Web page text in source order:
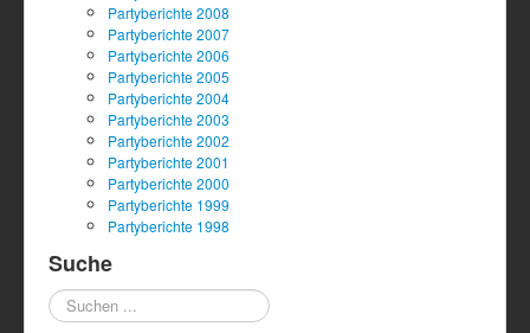
Partyberichte 2008
Partyberichte 2007
Partyberichte 2006
Partyberichte 2005
Partyberichte 2004
Partyberichte 2003
Partyberichte 2002
Partyberichte 2001
Partyberichte 2000
Partyberichte 1999
Partyberichte 1998
Suche
Suchen
...